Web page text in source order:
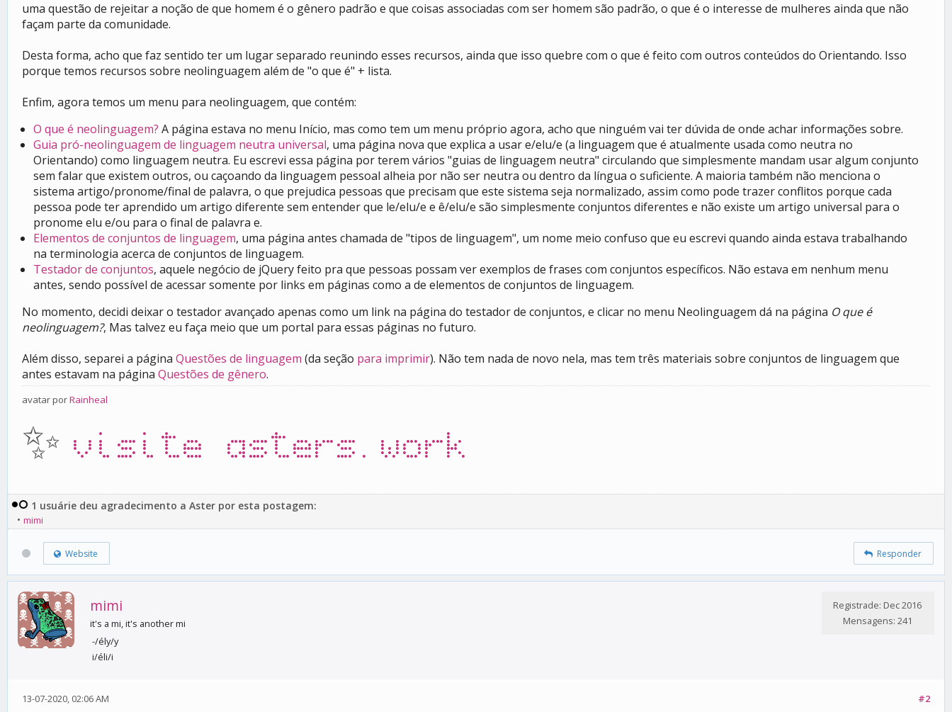
uma questão de rejeitar a noção de que homem é o gênero padrão e que coisas associadas com ser homem são padrão, o que é o interesse de mulheres ainda que não
façam parte da comunidade.
Desta forma, acho que faz sentido ter um lugar separado reunindo esses recursos, ainda que isso quebre com o que é feito com outros conteúdos do Orientando. Isso
porque temos recursos sobre neolinguagem além de "o que é" + lista.
Enfim, agora temos um menu para neolinguagem, que contém:
O que é neolinguagem? A página estava no menu Início, mas como tem um menu próprio agora, acho que ninguém vai ter dúvida de onde achar informações sobre.
Guia pró-neolinguagem de linguagem neutra universal, uma página nova que explica a usar e/elu/e (a linguagem que é atualmente usada como neutra no
Orientando) como linguagem neutra. Eu escrevi essa página por terem vários "guias de linguagem neutra" circulando que simplesmente mandam usar algum conjunto
sem falar que existem outros, ou caçoando da linguagem pessoal alheia por não ser neutra ou dentro da língua o suficiente. A maioria também não menciona o
sistema artigo/pronome/final de palavra, o que prejudica pessoas que precisam que este sistema seja normalizado, assim como pode trazer conflitos porque cada
pessoa pode ter aprendido um artigo diferente sem entender que le/elu/e e ê/elu/e são simplesmente conjuntos diferentes e não existe um artigo universal para o
pronome elu e/ou para o final de palavra e.
Elementos de conjuntos de linguagem, uma página antes chamada de "tipos de linguagem", um nome meio confuso que eu escrevi quando ainda estava trabalhando
na terminologia acerca de conjuntos de linguagem.
Testador de conjuntos, aquele negócio de jQuery feito pra que pessoas possam ver exemplos de frases com conjuntos específicos. Não estava em nenhum menu
antes, sendo possível de acessar somente por links em páginas como a de elementos de conjuntos de linguagem.
No momento, decidi deixar o testador avançado apenas como um link na página do testador de conjuntos, e clicar no menu Neolinguagem dá na página O que é
neolinguagem?, Mas talvez eu faça meio que um portal para essas páginas no futuro.
Além disso, separei a página Questões de linguagem (da seção para imprimir). Não tem nada de novo nela, mas tem três materiais sobre conjuntos de linguagem que
antes estavam na página Questões de gênero.
avatar porRainheal
✨ visite asters.work
1 usuárie deu agradecimento a Aster por esta postagem:
• mimi
Website Responder
mimi
it's a mi, it's another mi
-/ély/y
i/éli/i
Registrade: Dec 2016
Mensagens: 241
#2
13-07-2020, 02:06 AM